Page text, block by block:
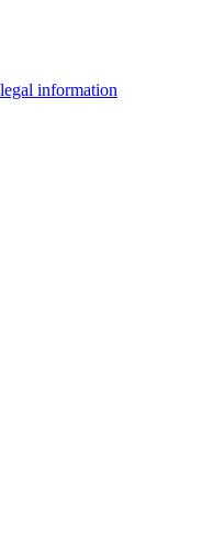
information